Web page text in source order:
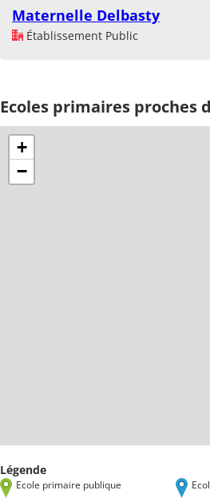
Maternelle Delbasty
Établissement Public
Ecoles primaires proches
+
−
Légende
Ecole primaire publique